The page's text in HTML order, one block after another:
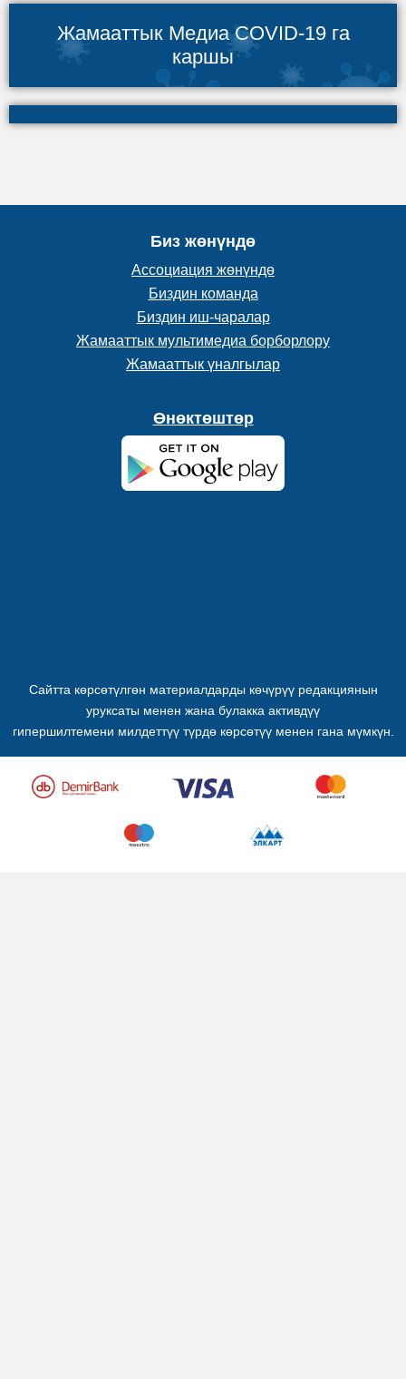
Жамааттык Медиа COVID-19 га
каршы
Биз жөнүндө
Ассоциация жөнүндө
Биздин команда
Биздин иш-чаралар
Жамааттык мультимедиа борборлору
Жамааттык үналгылар
Өнөктөштөр
Сайтта көрсөтүлгөн материалдарды көчүрүү редакциянын
уруксаты менен жана булакка активдүү
гипершилтемени милдеттүү түрдө көрсөтүү менен гана мүмкүн.